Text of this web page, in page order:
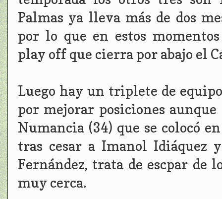
Palmas ya lleva más de dos
por lo que en estos
play off que cierra por abajo el
Luego hay un triplete de
por mejorar posiciones
Numancia (34) que se colocó
tras cesar a Imanol Idiáquez
Fernández, trata de escpar de
muy cerca.